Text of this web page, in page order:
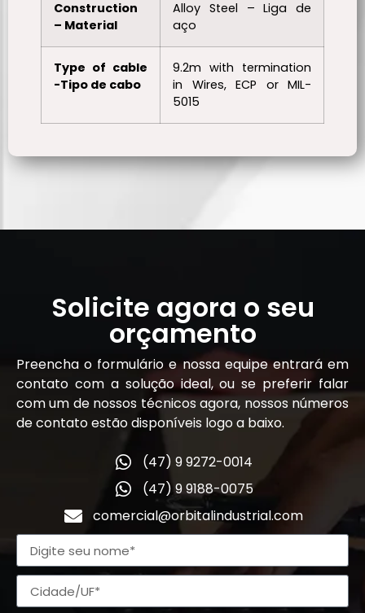
Construction
– Material
Alloy Steel – Liga de
aço
Type of cable
-Tipo de cabo
9.2m with termination
in Wires, ECP or MIL-
5015
Solicite agora o seu
orçamento
Preencha o formulário e nossa equipe entrará em
contato com a solução ideal, ou se preferir falar
com um de nossos técnicos agora, nossos números
de contato estão disponíveis logo a baixo.
(47) 9 9272-0014
(47) 9 9188-0075
comercial@orbitalindustrial.com